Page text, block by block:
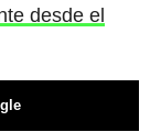
desde el